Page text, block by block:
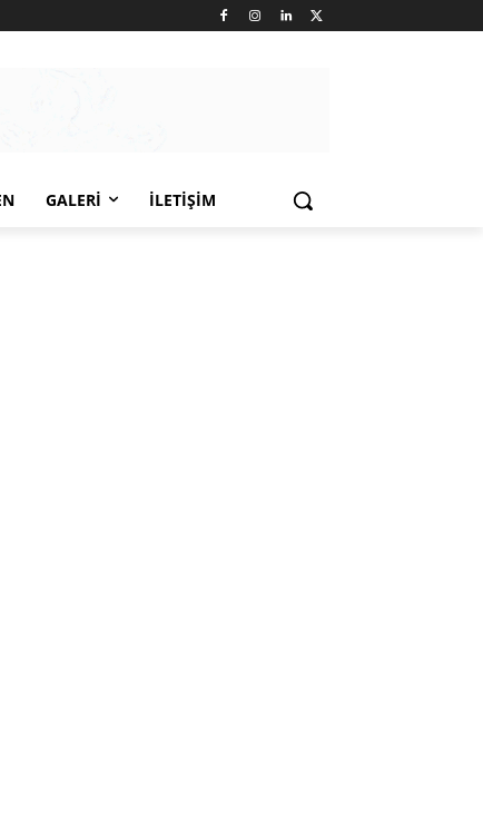
GALERI İLETIŞIM